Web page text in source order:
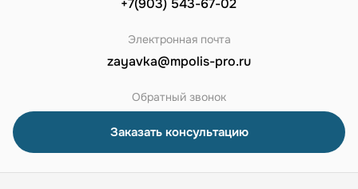
+7(903) 543-67-02
Электронная почта
zayavka@mpolis-pro.ru
Обратный звонок
Заказать консультацию